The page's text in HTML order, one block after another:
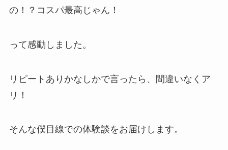
の！？コスパ最高じゃん！
って感動しました。
リピートありかなしかで言ったら、間違いなくア
リ！
そんな僕目線での体験談をお届けします。